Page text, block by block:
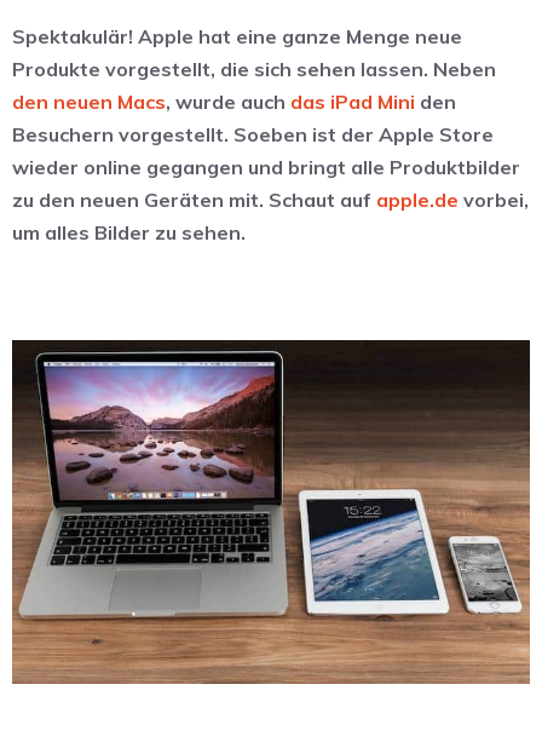
Spektakulär! Apple hat eine ganze Menge neue
Produkte vorgestellt, die sich sehen lassen. Neben
den neuen Macs, wurde auch das iPad Mini den
Besuchern vorgestellt. Soeben ist der Apple Store
wieder online gegangen und bringt alle Produktbilder
zu den neuen Geräten mit. Schaut auf apple.de vorbei,
um alles Bilder zu sehen.